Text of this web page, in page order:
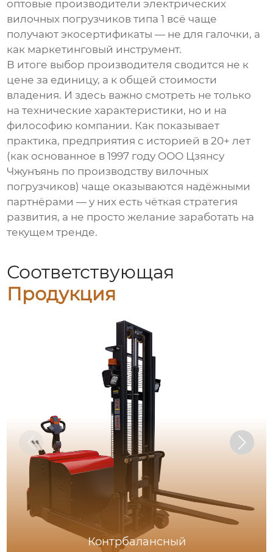
оптовые производители электрических
вилочных погрузчиков типа 1 всё чаще
получают экосертификаты — не для галочки, а
как маркетинговый инструмент.
В итоге выбор производителя сводится не к
цене за единицу, а к общей стоимости
владения. И здесь важно смотреть не только
на технические характеристики, но и на
философию компании. Как показывает
практика, предприятия с историей в 20+ лет
(как основанное в 1997 году ООО Цзянсу
Чжунъянь по производству вилочных
погрузчиков) чаще оказываются надёжными
партнёрами — у них есть чёткая стратегия
развития, а не просто желание заработать на
текущем тренде.
Соответствующая
Продукция
Контрбалансный